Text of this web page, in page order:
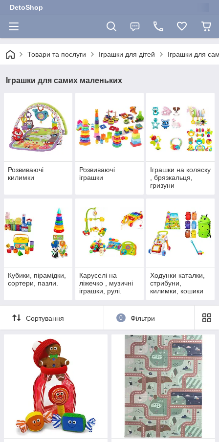
DetoShop
Товари та послуги Іграшки для дітей Іграшки для
Іграшки для самих маленьких
Розвиваючі
килимки
Розвиваючі
іграшки
Іграшки на коляску
, брязкальця,
гризуни
Кубики, пірамідки,
сортери, пазли.
Каруселі на
ліжечко , музичні
іграшки, рулі.
Ходунки каталки,
стрибуни,
килимки, кошики
Сортування 0 Фільтри